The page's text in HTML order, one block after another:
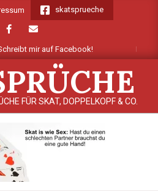
skatsprueche
mir auf Facebook!
FÜR SKAT, DOPPELKOPF & CO.